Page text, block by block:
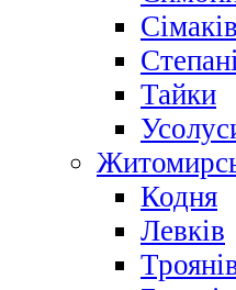
Тайки
Кодня
Левків